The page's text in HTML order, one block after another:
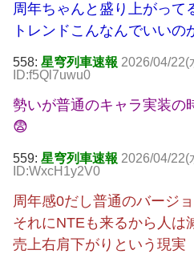
周年ちゃんと盛り上がって
トレンドこんなんでいいの
558: 星穹列車速報 2026/04/22(
ID:f5Ql7uwu0
勢いが普通のキャラ実装の
😨
559: 星穹列車速報 2026/04/22(
ID:WxcH1y2V0
周年感0だし普通のバージ
それにNTEも来るから人は
売上右肩下がりという現実